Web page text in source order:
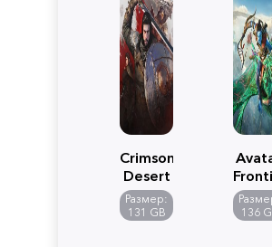
Crimson
Desert
Размер:
131 GB
of
136